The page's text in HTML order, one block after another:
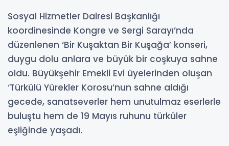
Sosyal Hizmetler Dairesi Başkanlığı
koordinesinde Kongre ve Sergi Sarayı’nda
düzenlenen ‘Bir Kuşaktan Bir Kuşağa’ konseri,
duygu dolu anlara ve büyük bir coşkuya sahne
oldu. Büyükşehir Emekli Evi üyelerinden oluşan
‘Türkülü Yürekler Korosu’nun sahne aldığı
gecede, sanatseverler hem unutulmaz eserlerle
buluştu hem de 19 Mayıs ruhunu türküler
eşliğinde yaşadı.